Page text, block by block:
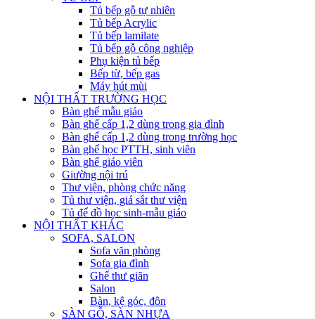
Tủ bếp gỗ tự nhiên
Tủ bếp Acrylic
Tủ bếp lamilate
Tủ bếp gỗ công nghiệp
Phụ kiện tủ bếp
Bếp từ, bếp gas
Máy hút mùi
NỘI THẤT TRƯỜNG HỌC
Bàn ghế mẫu giáo
Bàn ghế cấp 1,2 dùng trong gia đình
Bàn ghế cấp 1,2 dùng trong trường học
Bàn ghế học PTTH, sinh viên
Bàn ghế giáo viên
Giường nội trú
Thư viện, phòng chức năng
Tủ thư viện, giá sắt thư viện
Tủ để đồ học sinh-mẫu giáo
NỘI THẤT KHÁC
SOFA, SALON
Sofa văn phòng
Sofa gia đình
Ghế thư giãn
Salon
Bàn, kệ góc, đôn
SÀN GỖ, SÀN NHỰA